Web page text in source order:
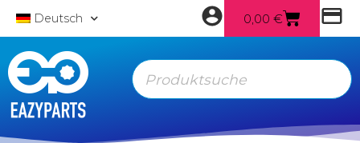
Deutsch 0,00 €